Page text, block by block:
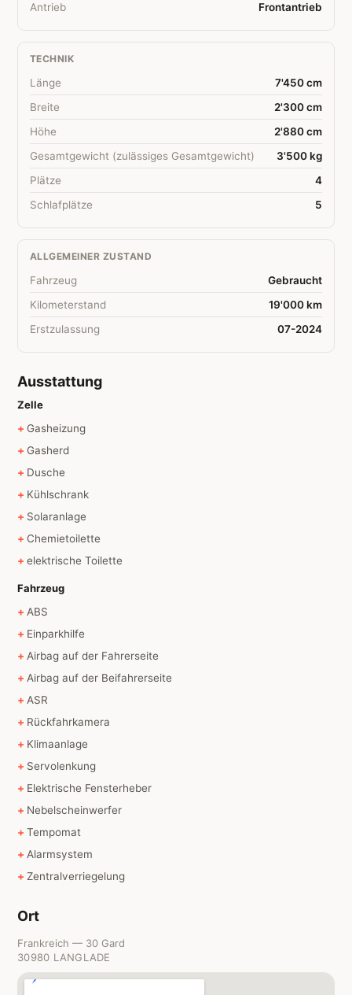
Antrieb
Frontantrieb
TECHNIK
Länge
7'450 cm
Breite
2'300 cm
Höhe
2'880 cm
Gesamtgewicht (zulässiges Gesamtgewicht)
3'500 kg
Plätze
4
Schlafplätze
5
ALLGEMEINER ZUSTAND
Fahrzeug
Gebraucht
Kilometerstand
19'000 km
Erstzulassung
07-2024
Ausstattung
Zelle
Gasheizung
Gasherd
Dusche
Kühlschrank
Solaranlage
Chemietoilette
elektrische Toilette
Fahrzeug
ABS
Einparkhilfe
Airbag auf der Fahrerseite
Airbag auf der Beifahrerseite
ASR
Rückfahrkamera
Klimaanlage
Servolenkung
Elektrische Fensterheber
Nebelscheinwerfer
Tempomat
Alarmsystem
Zentralverriegelung
Ort
Frankreich — 30 Gard
30980 LANGLADE